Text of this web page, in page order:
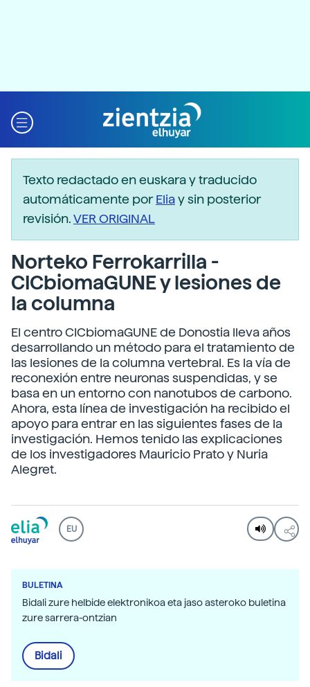
Texto redactado en euskara y traducido
automáticamente porEliay sin posterior
revisión.VER ORIGINAL
Norteko Ferrokarrilla -
CICbiomaGUNE y lesiones de
la columna
El centro CICbiomaGUNE de Donostia lleva años
desarrollando un método para el tratamiento de
las lesiones de la columna vertebral. Es la vía de
reconexión entre neuronas suspendidas, y se
basa en un entorno con nanotubos de carbono.
Ahora, esta línea de investigación ha recibido el
apoyo para entrar en las siguientes fases de la
investigación. Hemos tenido las explicaciones
de los investigadores Mauricio Prato y Nuria
Alegret.
EU
BULETINA
Bidali zure helbide elektronikoa eta jaso asteroko buletina
zure sarrera-ontzian
Bidali